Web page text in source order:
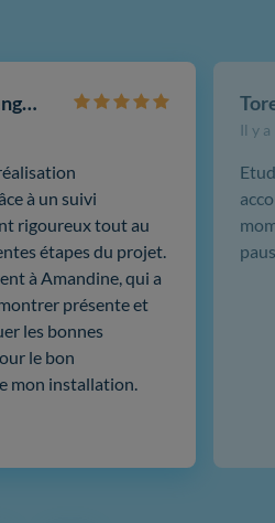
Christian Mengotti
à un suivi
rigoureux tout au
étapes du projet.
à Amandine, qui a
présente et
les bonnes
le bon
mon installation.
Il y